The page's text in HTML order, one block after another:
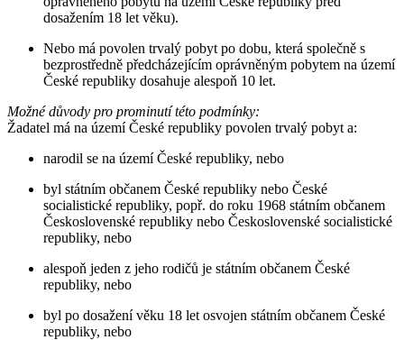
dosažením 18 let věku).
Nebo má povolen trvalý pobyt po dobu, která společně s
bezprostředně předcházejícím oprávněným pobytem na území
České republiky dosahuje alespoň 10 let.
Možné důvody pro prominutí této podmínky:
Žadatel má na území České republiky povolen trvalý pobyt a:
narodil se na území České republiky, nebo
byl státním občanem České republiky nebo České
socialistické republiky, popř. do roku 1968 státním občanem
Československé republiky nebo Československé socialistické
republiky, nebo
alespoň jeden z jeho rodičů je státním občanem České
republiky, nebo
byl po dosažení věku 18 let osvojen státním občanem České
republiky, nebo